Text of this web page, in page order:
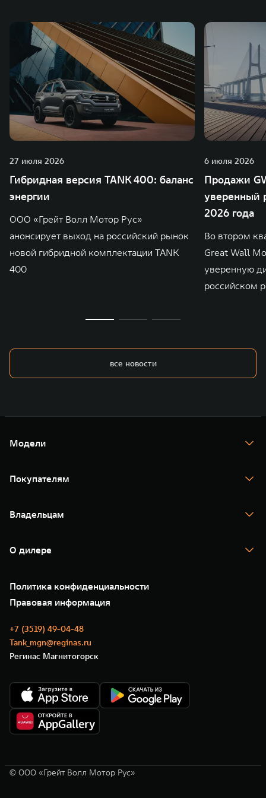
27 июля 2026
Гибридная версия TANK 400: баланс
энергии
ООО «Грейт Волл Мотор Рус»
анонсирует выход на российский рынок
новой гибридной комплектации TANK
400
6 июля 2026
Продажи
уверенный
2026 года
Во втором
Great Wall
уверенную
российском
все новости
Модели
TANK 400
TANK 500
Покупателям
Тест-драйв
TANK Финансы
Корпоративным клиентам
Зарядные станции
Владельцам
Помощь на дороге
Новые цифровые сервисы TANK
Сервис
Нулевое ТО
Моторные масла
О дилере
35 лет GWM
GWM ТЕХ ДЕНЬ
Новости
Политика конфиденциальности
Правовая информация
+7 (3519) 49-04-48
Tank_mgn@reginas.ru
Регинас Магнитогорск
© ООО «Грейт Волл Мотор Рус»